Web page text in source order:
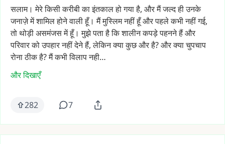
सलाम। मेरेकिसीकरीबीकाइंतकालहोगयाहै, औरमैंजल्दहीउनके
जनाज़ेमेंशामिलहोनेवालीहूँ। मैंमुस्लिमनहींहूँऔरपहलेकभीनहींगई,
तोथोड़ीअसमंजसमेंहूँ। मुझेपताहैकिशालीनकपड़ेपहननेहैंऔर
परिवारकोउपहारनहींदेनेहैं, लेकिनक्याकुछऔरहै?औरक्याचुपचाप
रोनाठीकहै?मैंकभीविलापनही…
और दिखाएँ
282 7